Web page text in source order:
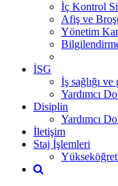
İç Kontrol
Afiş ve
Yönetim
İSG
İş sağlığı
Yardımcı
Disiplin
Yardımcı
İletişim
Staj İşlemleri